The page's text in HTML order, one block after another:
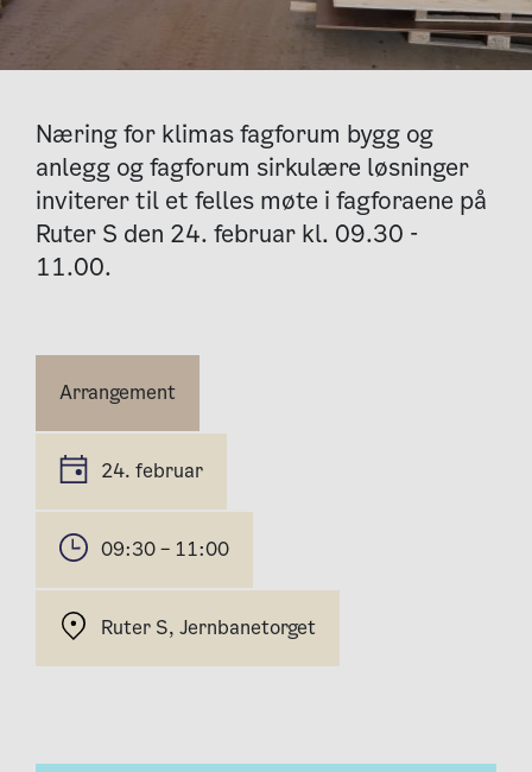
Næring for klimas fagforum bygg og
anlegg og fagforum sirkulære løsninger
inviterer til et felles møte i fagforaene på
Ruter S den 24. februar kl. 09.30 -
11.00.
Arrangement
24. februar
09:30 – 11:00
Ruter S, Jernbanetorget